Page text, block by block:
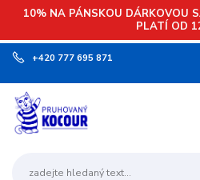
10% NA PÁNSKOU DÁRKOVOU
PLATÍ OD
+420 777 695 871